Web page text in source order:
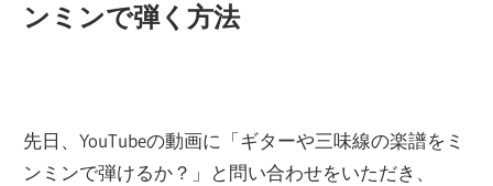
ンミンで弾く方法
先日、YouTubeの動画に「ギターや三味線の楽譜をミ
ンミンで弾けるか？」と問い合わせをいただき、